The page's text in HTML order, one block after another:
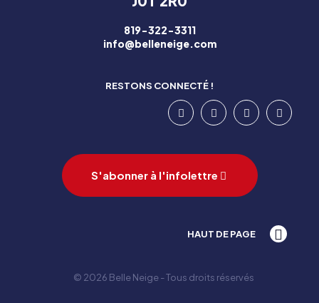
819-322-3311
info@belleneige.com
RESTONS CONNECTÉ !
S'abonner à l'infolettre
HAUT DE PAGE
© 2026 Belle Neige - Tous droits réservés